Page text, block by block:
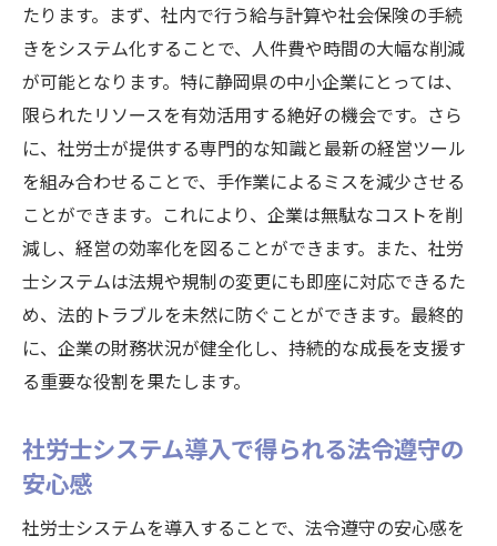
静岡県内企業が社労士システム導入で得た具体
的な効果と成功のポイント
社労士システム導入による経営改善の具体
例
効率化による時間とコストの削減効果
従業員満足度向上と定着率の改善
成功のための社労士システム活用ポイント
静岡県企業が実感するシステム導入のメリ
ット
具体的なデータで見る成功事例
社労士システムの導入が静岡県企業の労働環境
労働環境の改善につながるシステム導入の
従業員から見た社労士システムの評価
たります。まず、社内で行う給与計算や社会保険の手続
きをシステム化することで、人件費や時間の大幅な削減
が可能となります。特に静岡県の中小企業にとっては、
限られたリソースを有効活用する絶好の機会です。さら
に、社労士が提供する専門的な知識と最新の経営ツール
を組み合わせることで、手作業によるミスを減少させる
ことができます。これにより、企業は無駄なコストを削
減し、経営の効率化を図ることができます。また、社労
士システムは法規や規制の変更にも即座に対応できるた
め、法的トラブルを未然に防ぐことができます。最終的
に、企業の財務状況が健全化し、持続的な成長を支援す
る重要な役割を果たします。
社労士システム導入で得られる法令遵守の
安心感
社労士システムを導入することで、法令遵守の安心感を